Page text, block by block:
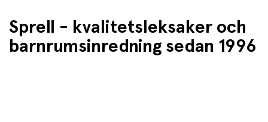
Sprell - kvalitetsleksaker och
barnrumsinredning sedan 1996